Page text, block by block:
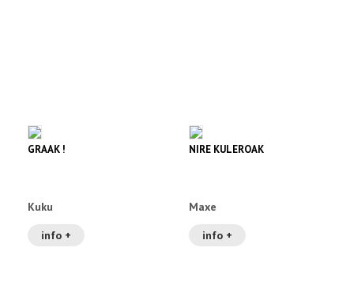
GRAAK !
Kuku
info +
NIRE KULEROAK
Maxe
info +